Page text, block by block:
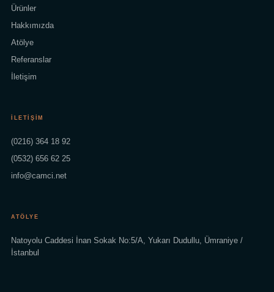
Ürünler
Hakkımızda
Atölye
Referanslar
İletişim
İLETIŞIM
(0216) 364 18 92
(0532) 656 62 25
info@camci.net
ATÖLYE
Natoyolu Caddesi İnan Sokak No:5/A, Yukarı Dudullu, Ümraniye /
İstanbul